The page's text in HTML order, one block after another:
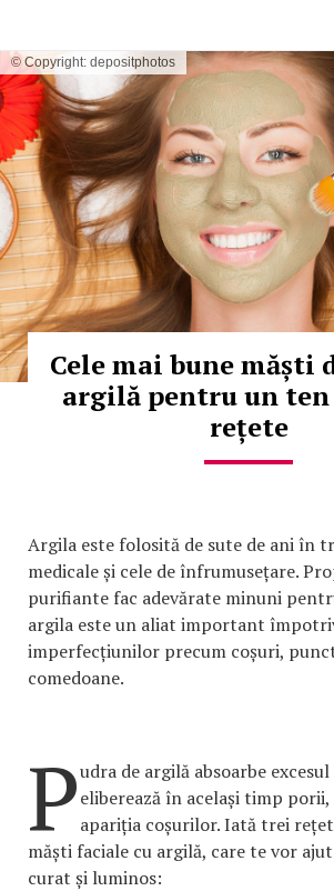
© Copyright: depositphotos
Cele mai bune măști
argilă pentru un ten
rețete
Argila este folosită de sute de ani în
medicale și cele de înfrumusețare.
purifiante fac adevărate minuni
argila este un aliat important
imperfecțiunilor precum coșuri,
comedoane.
Pudra de argilă absoarbe excesul
eliberează în același timp porii,
apariția coșurilor. Iată trei
măști faciale cu argilă, care te vor
curat și luminos: